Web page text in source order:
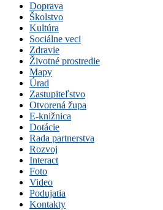
Doprava
Školstvo
Kultúra
Sociálne veci
Zdravie
Životné prostredie
Mapy
Úrad
Zastupiteľstvo
Otvorená župa
E-knižnica
Dotácie
Rada partnerstva
Rozvoj
Interact
Foto
Video
Podujatia
Kontakty